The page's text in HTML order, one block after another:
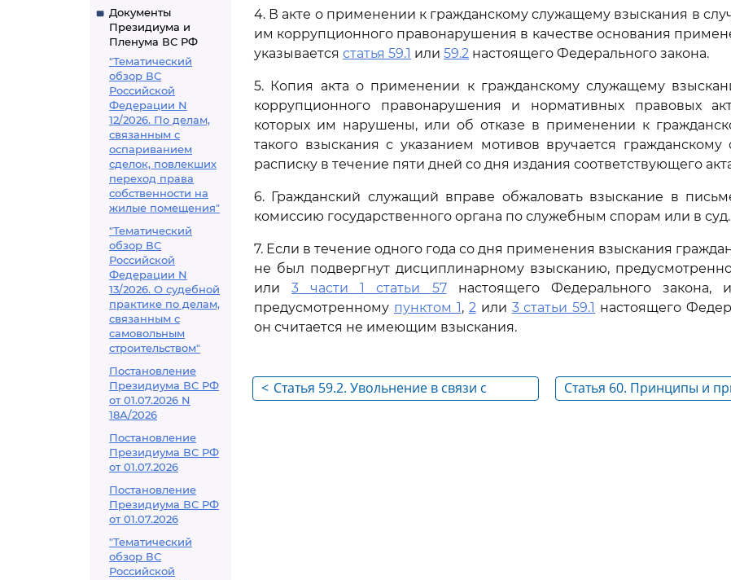
Документы
Президиума и
Пленума ВС РФ
"Тематический
обзор ВС
Российской
Федерации N
12/2026. По делам,
связанным с
оспариванием
сделок, повлекших
переход права
собственности на
жилые помещения"
"Тематический
обзор ВС
Российской
Федерации N
13/2026. О судебной
практике по делам,
связанным с
самовольным
строительством"
Постановление
Президиума ВС РФ
от 01.07.2026 N
18А/2026
Постановление
Президиума ВС РФ
от 01.07.2026
Постановление
Президиума ВС РФ
от 01.07.2026
"Тематический
обзор ВС
Российской
4. В акте о применении к гражданскому служащему взыскания в
им коррупционного правонарушения в качестве основания
указывается статья 59.1 или 59.2 настоящего Федерального закона.
5. Копия акта о применении к гражданскому служащему
коррупционного правонарушения и нормативных правовых
которых им нарушены, или об отказе в применении к
такого взыскания с указанием мотивов вручается
расписку в течение пяти дней со дня издания соответствующего
6. Гражданский служащий вправе обжаловать взыскание в
комиссию государственного органа по служебным спорам или в суд.
7. Если в течение одного года со дня применения взыскания
не был подвергнут дисциплинарному взысканию,
или3 части 1 статьи 57настоящего Федерального закона,
предусмотренному пунктом 1, 2или 3 статьи 59.1 настоящего
он считается не имеющим взыскания.
< Статья 59.2. Увольнение в связи с
Статья 60. Принципы и